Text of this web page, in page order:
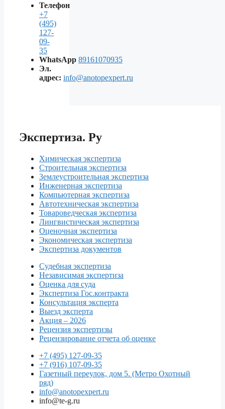
Телефон
+7
(495)
127-
09-
35
WhatsApp 89161070935
Эл.
адрес: info@anotopexpert.ru
Экспертиза. Ру
Химическая экспертиза
Строительная экспертиза
Землеустроительная экспертиза
Инженерная экспертиза
Компьютерная экспертиза
Автотехническая экспертиза
Товароведческая экспертиза
Лингвистическая экспертиза
Оценочная экспертиза
Экономическая экспертиза
Экспертиза документов
Судебная экспертиза
Независимая экспертиза
Оценка для суда
Экспертиза Гос.контракта
Консультация эксперта
Выезд эксперта
Акция – 2026
Рецензия экспертизы
Рецензирование отчета об оценке
+7 (495) 127-09-35
+7 (916) 107-09-35
Газетный переулок, дом 5. (Метро Охотный
ряд)
info@anotopexpert.ru
info@te-g.ru